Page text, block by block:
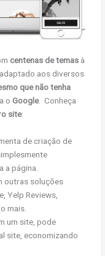
centenas de temas à
aos diversos
que não tenha
oGoogle. Conheça
site:
de criação de
a página.
outras soluções
Yelp Reviews,
mais.
um site, pode
site, economizando